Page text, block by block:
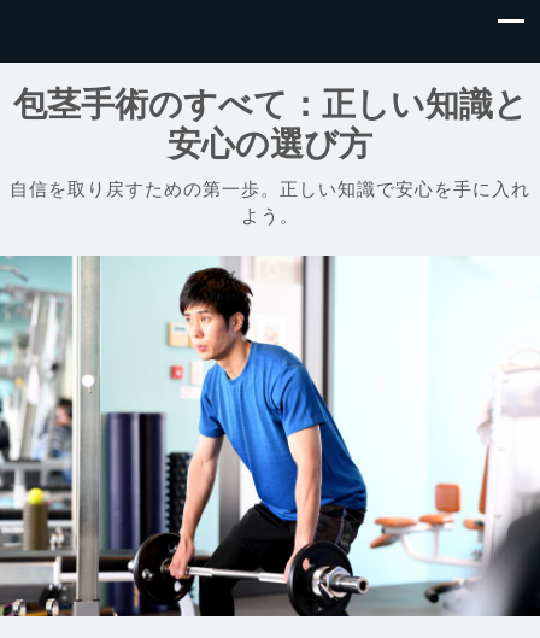
包茎手術のすべて：正しい知識と
安心の選び方
自信を取り戻すための第一歩。正しい知識で安心を手に入れ
よう。